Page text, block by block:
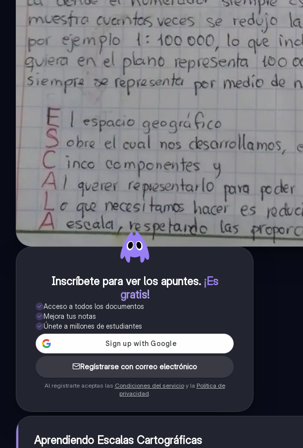
Inscríbete para ver los apuntes. ¡Es
gratis!
Acceso a todos los documentos
Mejora tus notas
Únete a millones de estudiantes
Regístrarse con correo electrónico
Al registrarte aceptas las Condiciones del servicioy la Política de
privacidad.
Aprendiendo Escalas Cartográficas